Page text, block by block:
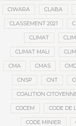
CIWARA CLABA
CLASSEMENT 2021
CLIMAT
CLIMAT MALI
CMA CMAS
CNSP CNT
COALITION
COCEM CODE DE
CODE MINIER